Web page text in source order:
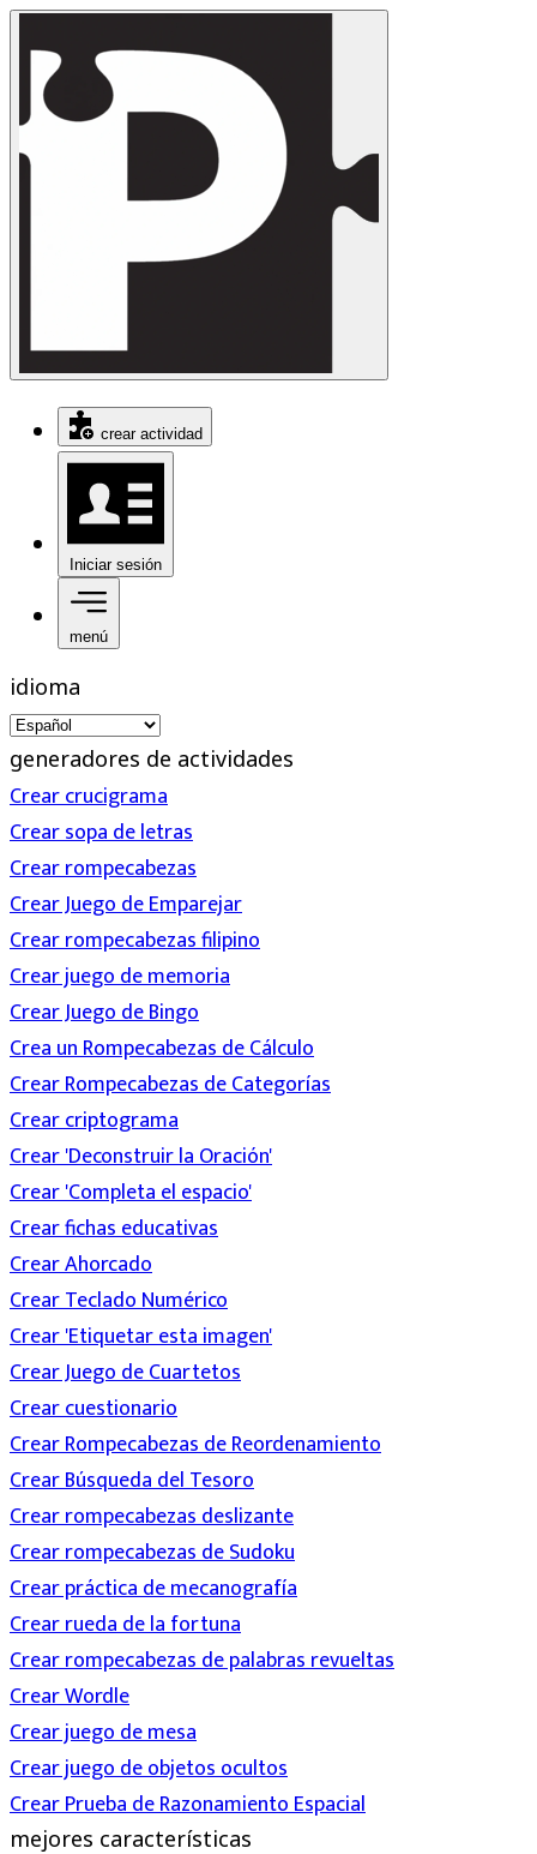
crear actividad
Iniciar sesión
menú
idioma
generadores de actividades
Crear crucigrama
Crear sopa de letras
Crear rompecabezas
Crear Juego de Emparejar
Crear rompecabezas filipino
Crear juego de memoria
Crear Juego de Bingo
Crea un Rompecabezas de Cálculo
Crear Rompecabezas de Categorías
Crear criptograma
Crear 'Deconstruir la Oración'
Crear 'Completa el espacio'
Crear fichas educativas
Crear Ahorcado
Crear Teclado Numérico
Crear 'Etiquetar esta imagen'
Crear Juego de Cuartetos
Crear cuestionario
Crear Rompecabezas de Reordenamiento
Crear Búsqueda del Tesoro
Crear rompecabezas deslizante
Crear rompecabezas de Sudoku
Crear práctica de mecanografía
Crear rueda de la fortuna
Crear rompecabezas de palabras revueltas
Crear Wordle
Crear juego de mesa
Crear juego de objetos ocultos
Crear Prueba de Razonamiento Espacial
mejores características